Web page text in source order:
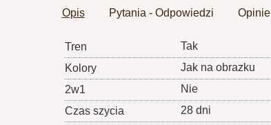
Opis Pytania - Odpowiedzi Opinie
Tren
Tak
Kolory
Jak na obrazku
2w1
Nie
Czas szycia
28 dni